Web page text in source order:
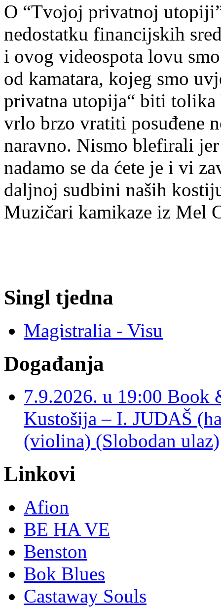
O “Tvojoj privatnoj
nedostatku financijskih
i ovog videospota lovu
od kamatara, kojeg smo
privatna utopija“ biti tolika
vrlo brzo vratiti posuđene
naravno. Nismo blefirali
nadamo se da ćete je i vi
daljnoj sudbini naših
Muzičari kamikaze iz Mel
Singl tjedna
Magistralia - Visu
Događanja
7.9.2026. u 19:00 Book
Kustošija – I. JUDAŠ
(violina) (Slobodan ulaz)
Linkovi
Afion
BE HA VE
Benston
Bok Blues
Castaway Souls